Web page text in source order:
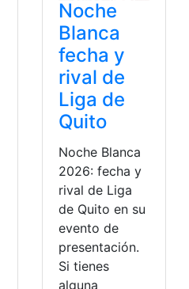
Noche
Blanca
fecha y
rival de
Liga de
Quito
Noche Blanca
2026: fecha y
rival de Liga
de Quito en su
evento de
presentación.
Si tienes
alguna